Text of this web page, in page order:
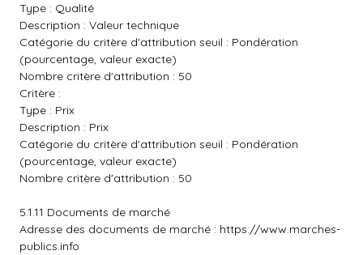
Type : Qualité
Description : Valeur technique
Catégorie du critère d'attribution seuil : Pondération
(pourcentage, valeur exacte)
Nombre critère d'attribution : 50
Critère :
Type : Prix
Description : Prix
Catégorie du critère d'attribution seuil : Pondération
(pourcentage, valeur exacte)
Nombre critère d'attribution : 50
5.1.11 Documents de marché
Adresse des documents de marché : https://www.marches-
publics.info